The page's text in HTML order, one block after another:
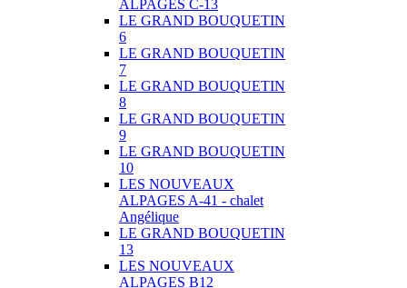
ALPAGES C-13
LE GRAND BOUQUETIN
6
LE GRAND BOUQUETIN
7
LE GRAND BOUQUETIN
8
LE GRAND BOUQUETIN
9
LE GRAND BOUQUETIN
10
LES NOUVEAUX
ALPAGES A-41 - chalet
Angélique
LE GRAND BOUQUETIN
13
LES NOUVEAUX
ALPAGES B12